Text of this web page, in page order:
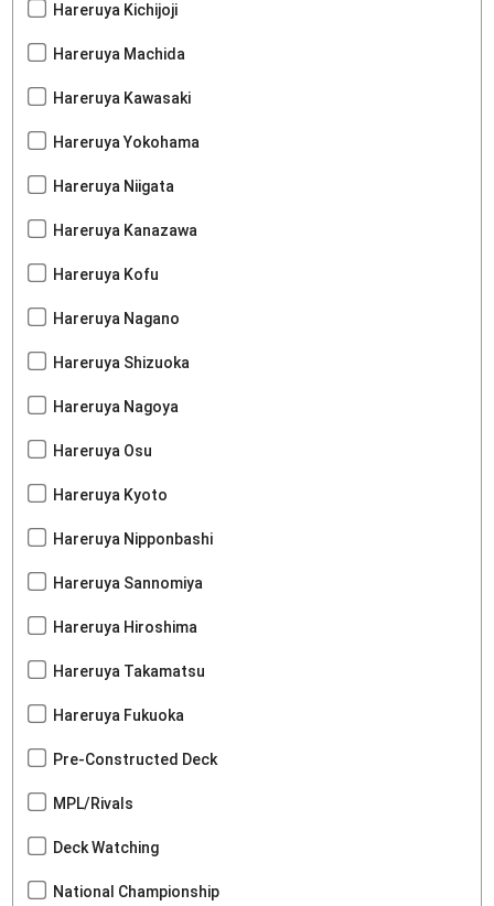
Hareruya Kichijoji
Hareruya Machida
Hareruya Kawasaki
Hareruya Yokohama
Hareruya Niigata
Hareruya Kanazawa
Hareruya Kofu
Hareruya Nagano
Hareruya Shizuoka
Hareruya Nagoya
Hareruya Osu
Hareruya Kyoto
Hareruya Nipponbashi
Hareruya Sannomiya
Hareruya Hiroshima
Hareruya Takamatsu
Hareruya Fukuoka
Pre-Constructed Deck
MPL/Rivals
Deck Watching
National Championship